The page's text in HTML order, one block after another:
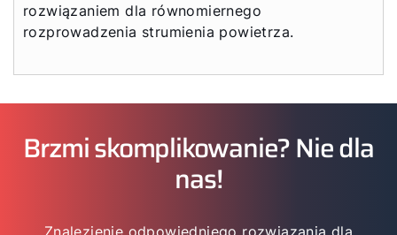
rozwiązaniem dla równomiernego
rozprowadzenia strumienia powietrza.
Brzmi skomplikowanie? Nie dla
nas!
Znalezienie odpowiedniego rozwiązania dla